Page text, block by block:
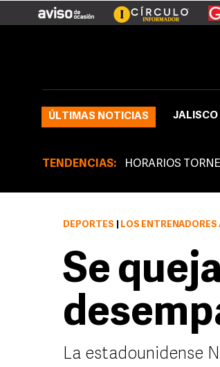
ÚLTIMAS NOTICIAS JALISCO
TENDENCIAS: HORARIOS
DEPORTES LOS
Se
La estadounidense